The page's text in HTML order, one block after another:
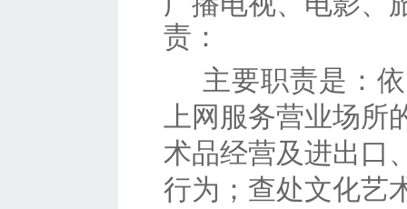
责：
主要职责是：
上网服务营业场所
术品经营及进出口
行为；查处文化艺